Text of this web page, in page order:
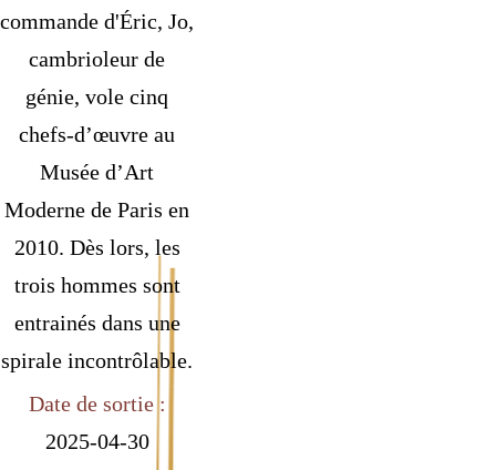
commande d'Éric, Jo,
cambrioleur de
génie, vole cinq
chefs-d’œuvre au
Musée d’Art
Moderne de Paris en
2010. Dès lors, les
trois hommes sont
entrainés dans une
spirale incontrôlable.
Date de sortie :
2025-04-30